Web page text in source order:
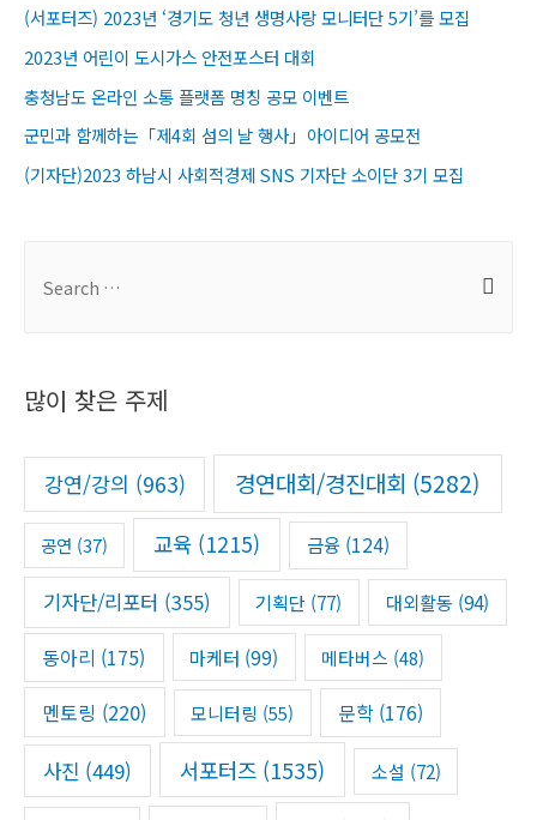
(서포터즈) 2023년 ‘경기도 청년 생명사랑 모니터단 5기’를 모집
2023년 어린이 도시가스 안전포스터 대회
충청남도 온라인 소통 플랫폼 명칭 공모 이벤트
군민과 함께하는「제4회 섬의 날 행사」아이디어 공모전
(기자단)2023 하남시 사회적경제 SNS 기자단 소이단 3기 모집
c
f
:
많이 찾은 주제
강연/강의 (963) 경연대회/경진대회 (5282)
공연 (37) 교육(1215) 금융(124)
기자단/리포터 (355) 기획단 (77) 대외활동 (94)
동아리 (175) 마케터 (99) 메타버스 (48)
멘토링 (220) 모니터링 (55) 문학(176)
사진 (449) 서포터즈 (1535) 소설 (72)